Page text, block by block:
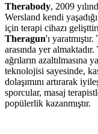
Therabody, 2009
Wersland kendi
için terapi cihazı
Theragun'ı yaratmıştır.
arasında yer almaktadır.
ağrıların azaltılmasına
teknolojisi sayesinde,
dolaşımını artırarak
sporcular, masaj
popülerlik kazanmıştır.